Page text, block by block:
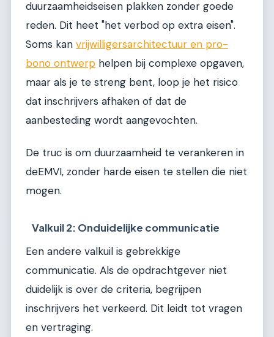
duurzaamheidseisen plakken zonder goede
reden. Dit heet "het verbod op extra eisen".
Soms kan vrijwilligersarchitectuur en pro-
bono ontwerp helpen bij complexe opgaven,
maar als je te streng bent, loop je het risico
dat inschrijvers afhaken of dat de
aanbesteding wordt aangevochten.
De truc is om duurzaamheid te verankeren in
deEMVI, zonder harde eisen te stellen die niet
mogen.
Valkuil 2: Onduidelijke communicatie
Een andere valkuil is gebrekkige
communicatie. Als de opdrachtgever niet
duidelijk is over de criteria, begrijpen
inschrijvers het verkeerd. Dit leidt tot vragen
en vertraging.